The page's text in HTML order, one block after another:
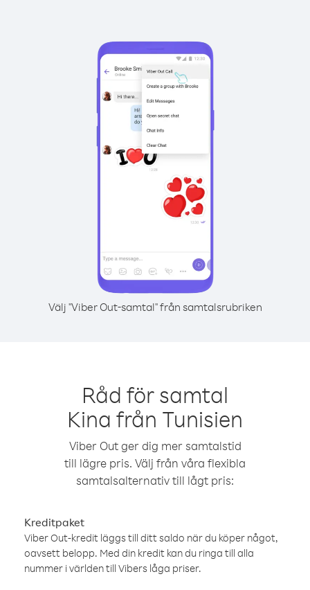
Välj "Viber Out-samtal" från samtalsrubriken
Råd för samtal
Kina från Tunisien
Viber Out ger dig mer samtalstid
till lägre pris. Välj från våra flexibla
samtalsalternativ till lågt pris:
Kreditpaket
Viber Out-kredit läggs till ditt saldo när du köper något,
oavsett belopp. Med din kredit kan du ringa till alla
nummer i världen till Vibers låga priser.